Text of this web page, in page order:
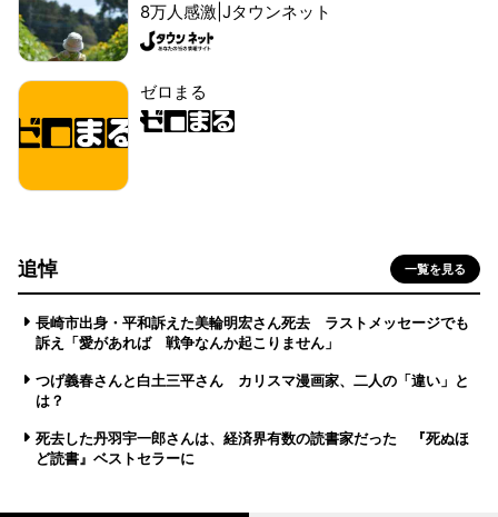
8万人感激|Jタウンネット
ゼロまる
追悼 一覧を見る
長崎市出身・平和訴えた美輪明宏さん死去 ラストメッセージでも
訴え「愛があれば 戦争なんか起こりません」
つげ義春さんと白土三平さん カリスマ漫画家、二人の「違い」と
は？
死去した丹羽宇一郎さんは、経済界有数の読書家だった 『死ぬほ
ど読書』ベストセラーに